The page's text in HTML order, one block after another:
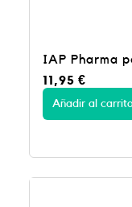
IAP Pharma
11,95€
Añadir al carrito